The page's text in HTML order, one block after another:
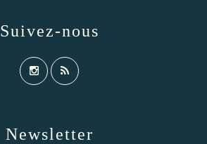
Newsletter
Suivez-nous